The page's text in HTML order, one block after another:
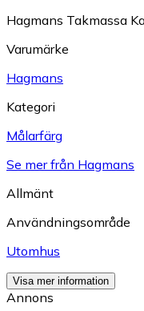
Hagmans Takmassa
Varumärke
Hagmans
Kategori
Målarfärg
Se mer från Hagmans
Allmänt
Användningsområde
Utomhus
Visa mer information
Annons